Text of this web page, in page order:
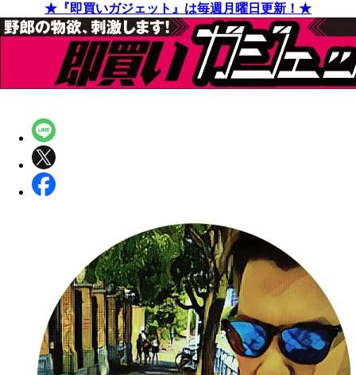
★『即買いガジェット』は毎週月曜日更新！★